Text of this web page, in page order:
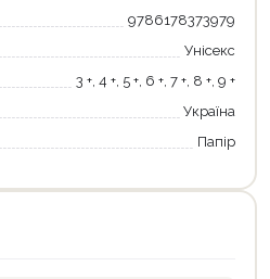
9786178373979
Унісекс
3 +, 4 +, 5 +, 6 +, 7 +, 8 +, 9 +
Україна
Папір